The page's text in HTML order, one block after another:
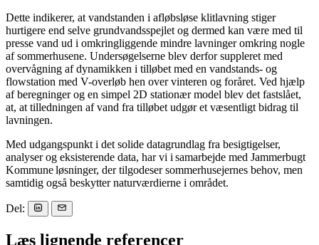
Dette indikerer, at vandstanden i afløbsløse klitlavning stiger
hurtigere end selve grundvandsspejlet og dermed kan være med til
presse vand ud i omkringliggende mindre lavninger omkring nogle
af sommerhusene. Undersøgelserne blev derfor suppleret med
overvågning af dynamikken i tilløbet med en vandstands- og
flowstation med V-overløb hen over vinteren og foråret. Ved hjælp
af beregninger og en simpel 2D stationær model blev det fastslået,
at, at tilledningen af vand fra tilløbet udgør et væsentligt bidrag til
lavningen.
Med udgangspunkt i det solide datagrundlag fra besigtigelser,
analyser og eksisterende data, har vi i samarbejde med Jammerbugt
Kommune løsninger, der tilgodeser sommerhusejernes behov, men
samtidig også beskytter naturværdierne i området.
Del:
Læs lignende referencer